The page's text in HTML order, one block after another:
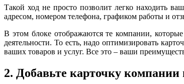
Такой ход не просто позволит легко находить
адресом, номером телефона, графиком работы и
В этом блоке отображаются те компании,
деятельности. То есть, надо оптимизировать
ваших товаров и услуг. Все это – ваши
2. Добавьте карточку